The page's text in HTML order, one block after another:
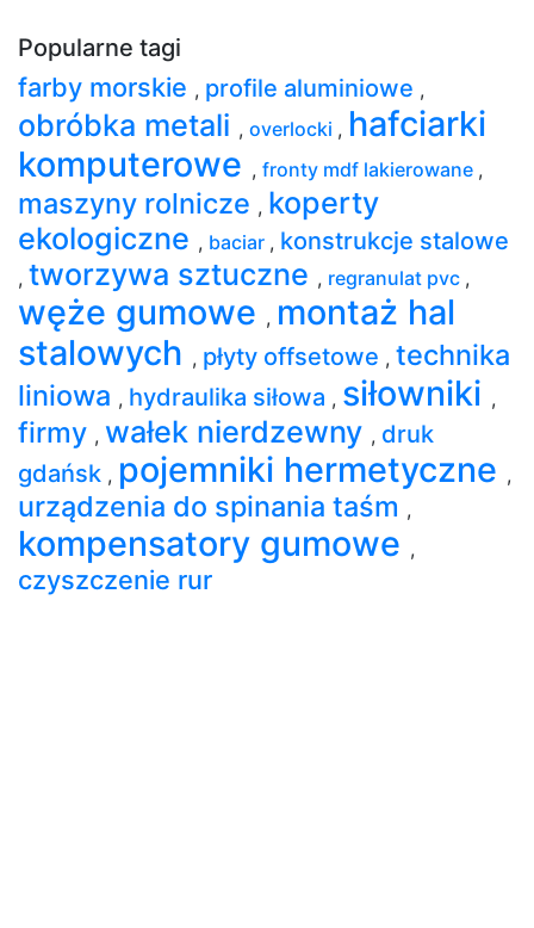
Popularne tagi
farby morskie , profile aluminiowe ,
obróbka metali , overlocki , hafciarki
komputerowe , fronty mdf lakierowane ,
maszyny rolnicze , koperty
ekologiczne , baciar , konstrukcje stalowe
, tworzywa sztuczne , regranulat pvc ,
węże gumowe , montaż hal
stalowych , płyty offsetowe , technika
liniowa , hydraulika siłowa , siłowniki ,
firmy , wałek nierdzewny , druk
gdańsk , pojemniki hermetyczne ,
urządzenia do spinania taśm ,
kompensatory gumowe ,
czyszczenie rur